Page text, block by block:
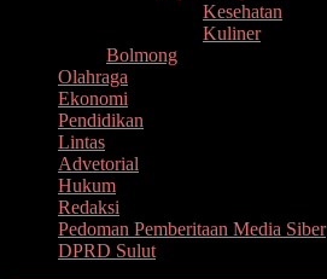
Kesehatan
Kuliner
Bolmong
Olahraga
Ekonomi
Pendidikan
Lintas
Advetorial
Hukum
Redaksi
Pedoman Pemberitaan Media Siber
DPRD Sulut